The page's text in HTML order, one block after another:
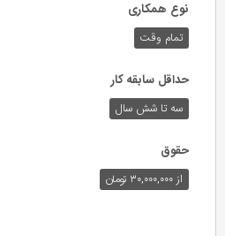
نوع همکاری
تمام وقت
حداقل سابقه کار
سه تا شش سال
حقوق
از ۳۰,۰۰۰,۰۰۰ تومان